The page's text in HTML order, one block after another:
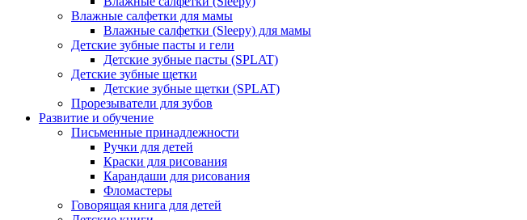
Влажные салфетки для мамы
Влажные салфетки (Sleepy) для мамы
Детские зубные пасты и гели
Детские зубные пасты (SPLAT)
Детские зубные щетки
Детские зубные щетки (SPLAT)
Прорезыватели для зубов
Развитие и обучение
Письменные принадлежности
Ручки для детей
Краски для рисования
Карандаши для рисования
Фломастеры
Говорящая книга для детей